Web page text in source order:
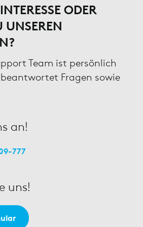
ODER
UNSEREN
Team ist persönlich
Fragen sowie
an!
777
uns!